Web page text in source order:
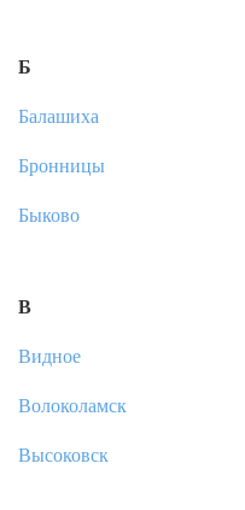
Б
Балашиха
Бронницы
Быково
В
Видное
Волоколамск
Высоковск